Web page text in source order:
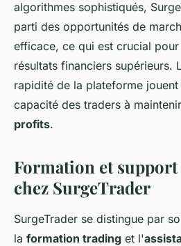
algorithmes sophistiqués,
parti des opportunités de
efficace, ce qui est crucial
résultats financiers supérieurs.
rapidité de la plateforme
capacité des traders à
profits.
Formation et
chez SurgeTrader
SurgeTrader se distingue par
la formation trading et l'